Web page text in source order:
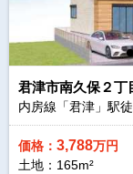
君津市南久保２丁
内房線「君津」駅
価格： 3,788万円
土地：165m²